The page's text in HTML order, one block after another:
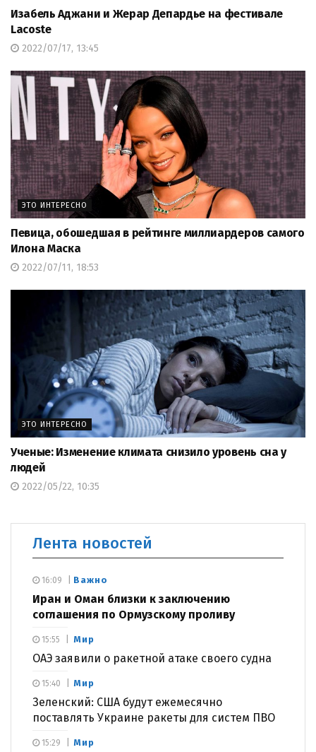
Изабель Аджани и Жерар Депардье на фестивале
Lacoste
2022/07/17, 13:45
ЭТО ИНТЕРЕСНО
Певица, обошедшая в рейтинге миллиардеров самого
Илона Маска
2022/07/11, 18:53
ЭТО ИНТЕРЕСНО
Ученые: Изменение климата снизило уровень сна у
людей
2022/05/22, 10:35
Лента новостей
Важно
Иран и Оман близки к заключению
соглашения по Ормузскому проливу
16:09
Мир
ОАЭ заявили о ракетной атаке своего судна
15:55
Мир
Зеленский: США будут ежемесячно
поставлять Украине ракеты для систем ПВО
15:40
Мир
15:29